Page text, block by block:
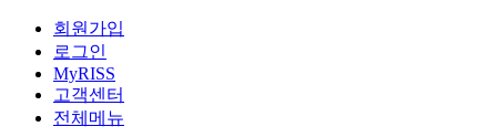
회원가입
로그인
MyRISS
고객센터
전체메뉴